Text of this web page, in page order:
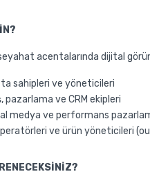
acentalarında dijital
sahipleri ve yöneticileri
pazarlama ve CRM ekipleri
medya ve performans
ve ürün yöneticileri